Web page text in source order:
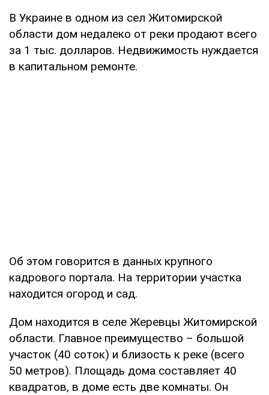
В Украине в одном из сел Житомирской
области дом недалеко от реки продают всего
за 1 тыс. долларов. Недвижимость нуждается
в капитальном ремонте.
Об этом говорится в данных крупного
кадрового портала. На территории участка
находится огород и сад.
Дом находится в селе Жеревцы Житомирской
области. Главное преимущество – большой
участок (40 соток) и близость к реке (всего
50 метров). Площадь дома составляет 40
квадратов, в доме есть две комнаты. Он